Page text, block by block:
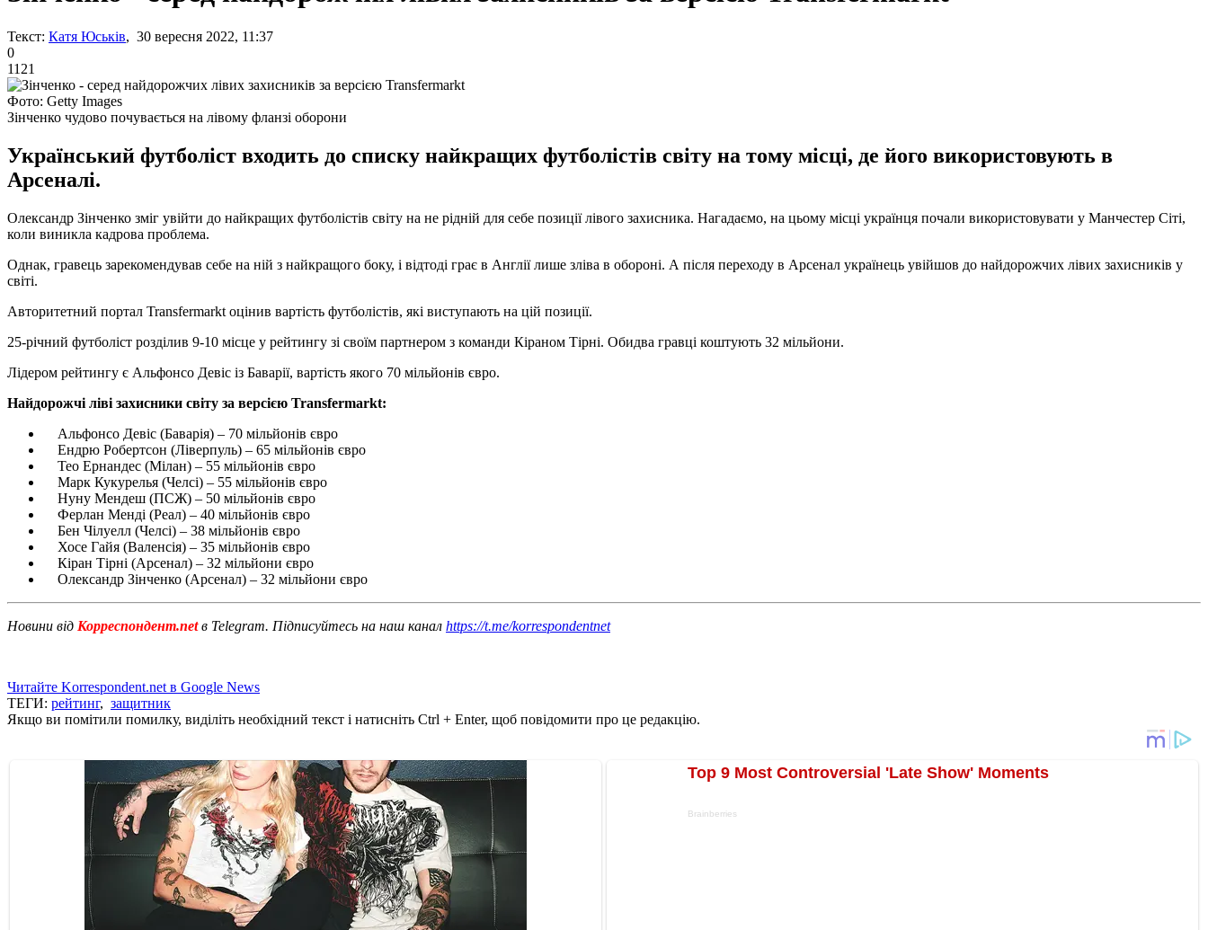
Текст: Катя Юськів, 30 вересня 2022, 11:37
0
1121
Фото: Getty Images
Зінченко чудово почувається на лівому фланзі оборони
Український футболіст входить до списку найкращих футболістів світу на тому місці, де його використовують в
Арсеналі.
Олександр Зінченко зміг увійти до найкращих футболістів світу на не рідній для себе позиції лівого захисника. Нагадаємо, на цьому місці українця почали використовувати у Манчестер Сіті,
коли виникла кадрова проблема.
Однак, гравець зарекомендував себе на ній з найкращого боку, і відтоді грає в Англії лише зліва в обороні. А після переходу в Арсенал українець увійшов до найдорожчих лівих захисників у
світі.
Авторитетний портал Transfermarkt оцінив вартість футболістів, які виступають на цій позиції.
25-річний футболіст розділив 9-10 місце у рейтингу зі своїм партнером з команди Кіраном Тірні. Обидва гравці коштують 32 мільйони.
Лідером рейтингу є Альфонсо Девіс із Баварії, вартість якого 70 мільйонів євро.
Найдорожчі ліві захисники світу за версією Transfermarkt:
Альфонсо Девіс (Баварія) – 70 мільйонів євро
Ендрю Робертсон (Ліверпуль) – 65 мільйонів євро
Тео Ернандес (Мілан) – 55 мільйонів євро
Марк Кукурелья (Челсі) – 55 мільйонів євро
Нуну Мендеш (ПСЖ) – 50 мільйонів євро
Ферлан Менді (Реал) – 40 мільйонів євро
Бен Чілуелл (Челсі) – 38 мільйонів євро
Хосе Гайя (Валенсія) – 35 мільйонів євро
Кіран Тірні (Арсенал) – 32 мільйони євро
Олександр Зінченко (Арсенал) – 32 мільйони євро
Новини від Корреспондент.netв Telegram. Підписуйтесь на наш канал https://t.me/korrespondentnet
Читайте Korrespondent.net в Google News
ТЕГИ: рейтинг, защитник
Якщо ви помітили помилку, виділіть необхідний текст і натисніть Ctrl + Enter, щоб повідомити про це редакцію.